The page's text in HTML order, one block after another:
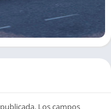
Los campos